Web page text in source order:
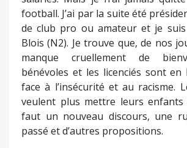
football. J’ai par la suite été
de club pro ou amateur et je suis
Blois (N2). Je trouve que, de nos
manque cruellement de
bénévoles et les licenciés sont en
face à l’insécurité et au racisme.
veulent plus mettre leurs
faut un nouveau discours, une
passé et d’autres propositions.